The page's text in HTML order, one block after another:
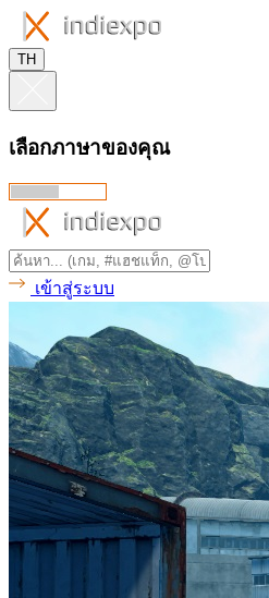
TH
เลือกภาษาของคุณ
เข้าสู่ระบบ